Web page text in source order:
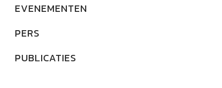
EVENEMENTEN
PERS
PUBLICATIES